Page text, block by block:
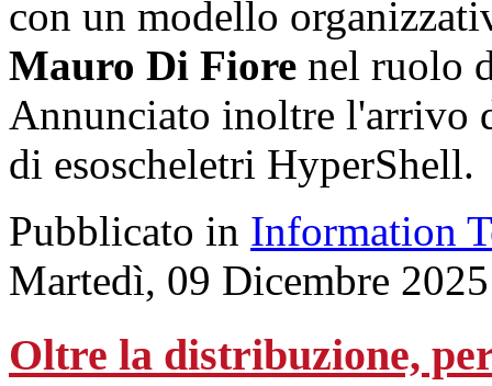
con un modello
Mauro Di Fiore nel ruolo
Annunciato inoltre l'arrivo
di esoscheletri HyperShell.
Pubblicato in Information
Martedì, 09 Dicembre
Oltre la distribuzione,